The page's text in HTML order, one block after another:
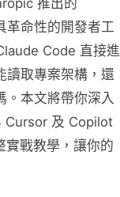
推出的
革命性的開發者工
Code 直接進
讀取專案架構，還
。本文將帶你深入
Cursor 及 Copilot
實戰教學，讓你的